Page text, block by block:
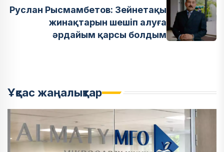
Руслан Рысмамбетов: Зейнетақы
жинақтарын шешіп алуға
әрдайым қарсы болдым
Ұқсас жаңалықтар